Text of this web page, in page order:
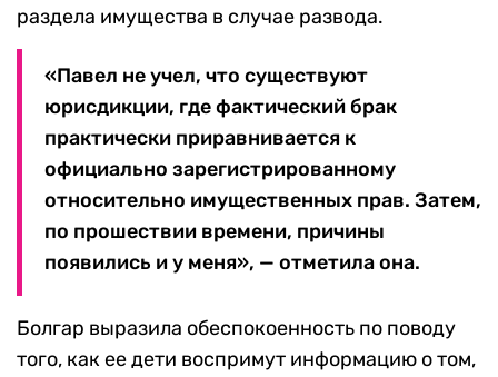
раздела имущества в случае развода.
«Павел не учел, что существуют
юрисдикции, где фактический брак
практически приравнивается к
официально зарегистрированному
относительно имущественных прав. Затем,
по прошествии времени, причины
появились и у меня», — отметила она.
Болгар выразила обеспокоенность по поводу
того, как ее дети воспримут информацию о том,